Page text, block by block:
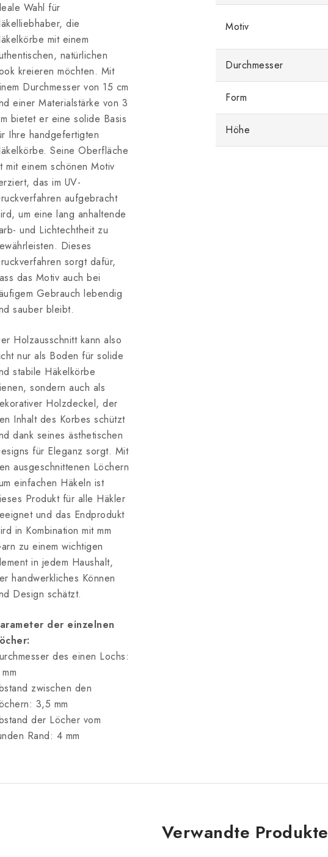
Wahl für
die
mit einem
natürlichen
kreieren möchten. Mit
Durchmesser von 15 cm
einer Materialstärke von 3
bietet er eine solide Basis
Ihre handgefertigten
Seine Oberfläche
mit einem schönen Motiv
das im UV-
aufgebracht
um eine lang anhaltende
und Lichtechtheit zu
Dieses
sorgt dafür,
das Motiv auch bei
Gebrauch lebendig
sauber bleibt.
Holzausschnitt kann also
nur als Boden für solide
stabile Häkelkörbe
sondern auch als
Holzdeckel, der
Inhalt des Korbes schützt
dank seines ästhetischen
für Eleganz sorgt. Mit
ausgeschnittenen Löchern
einfachen Häkeln ist
Produkt für alle Häkler
und das Endprodukt
in Kombination mit mm
zu einem wichtigen
in jedem Haushalt,
handwerkliches Können
Design schätzt.
der einzelnen
des einen Lochs:
zwischen den
3,5 mm
der Löcher vom
Rand: 4 mm
Motiv
Durchmesser
Form
Höhe
Verwandte Produkte